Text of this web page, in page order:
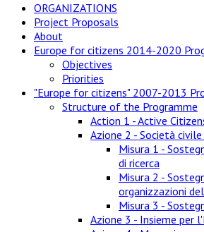
ORGANIZATIONS
Project Proposals
About
Europe for citizens 2014-2020
Objectives
Priorities
"Europe for citizens" 2007-2013
Structure of the Programme
Action 1 - Active
Azione 2 - Società
Misura 1 -
di ricerca
Misura 2 -
organizzazioni
Misura 3 -
Azione 3 - Insieme per